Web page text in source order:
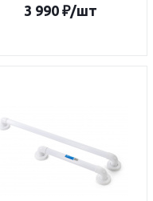
3 990₽/шт